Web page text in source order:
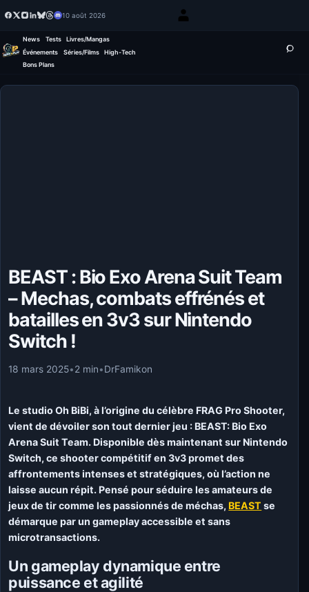
10 août 2026
News Tests
Livres/Mangas
Événements
Séries/Films
High-Tech
Bons Plans
BEAST : Bio Exo Arena Suit Team
– Mechas, combats effrénés et
batailles en 3v3 sur Nintendo
Switch !
18 mars 2025•2 min•DrFamikon
Le studio Oh BiBi, à l’origine du célèbre FRAG Pro Shooter,
vient de dévoiler son tout dernier jeu : BEAST: Bio Exo
Arena Suit Team. Disponible dès maintenant sur Nintendo
Switch, ce shooter compétitif en 3v3 promet des
affrontements intenses et stratégiques, où l’action ne
laisse aucun répit. Pensé pour séduire les amateurs de
jeux de tir comme les passionnés de méchas,BEAST se
démarque par un gameplay accessible et sans
microtransactions.
Un gameplay dynamique entre
puissance et agilité